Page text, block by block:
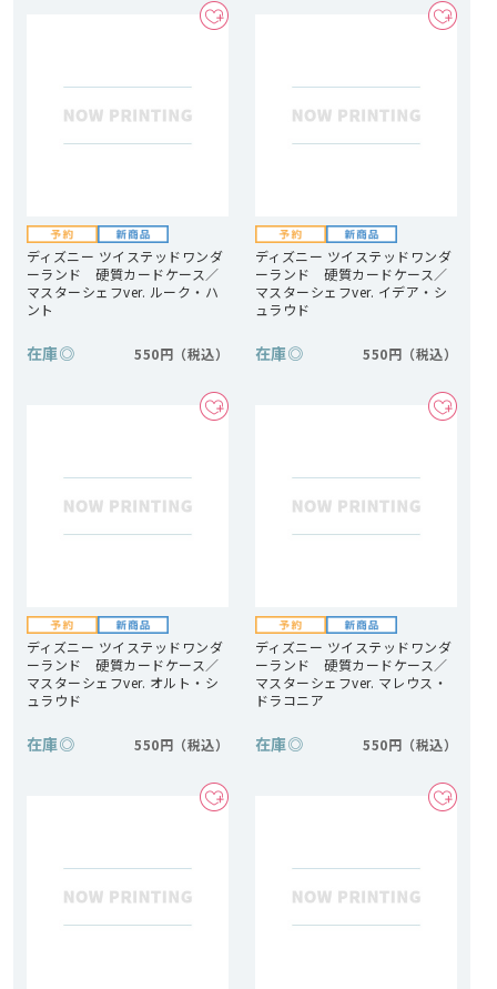
ディズニー ツイステッドワンダ
ーランド 硬質カードケース／
マスターシェフver. ルーク・ハ
ント
在庫◎ 550円
ディズニー ツイステッドワンダ
ーランド 硬質カードケース／
マスターシェフver. イデア・シ
ュラウド
在庫◎ 550円
ディズニー ツイステッドワンダ
ーランド 硬質カードケース／
マスターシェフver. オルト・シ
ュラウド
在庫◎ 550円
ディズニー ツイステッドワンダ
ーランド 硬質カードケース／
マスターシェフver. マレウス・
ドラコニア
在庫◎ 550円